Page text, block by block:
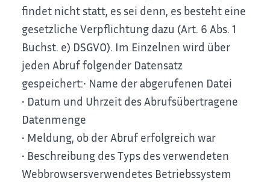
findet nicht statt, es sei denn, es besteht eine
gesetzliche Verpflichtung dazu (Art. 6 Abs. 1
Buchst. e) DSGVO). Im Einzelnen wird über
jeden Abruf folgender Datensatz
gespeichert:• Name der abgerufenen Datei
• Datum und Uhrzeit des Abrufsübertragene
Datenmenge
• Meldung, ob der Abruf erfolgreich war
• Beschreibung des Typs des verwendeten
Webbrowsersverwendetes Betriebssystem